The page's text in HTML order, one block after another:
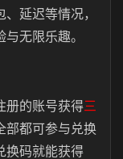
延迟等情况，
无限乐趣。
册的账号获得三
部都可参与兑换
换码就能获得